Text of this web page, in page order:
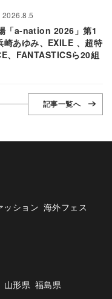
2026.8.5
「a-nation 2026」第1
崎あゆみ、EXILE 、超特
、FANTASTICSら20組
記事一覧へ
ッション 海外フェス
山形県 福島県